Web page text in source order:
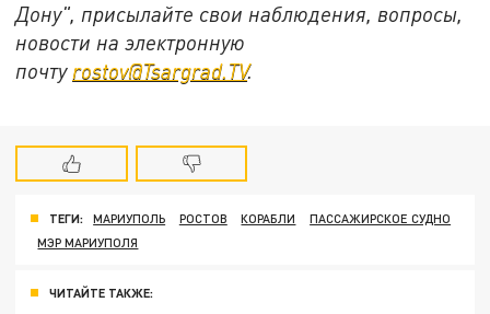
Дону", присылайте свои наблюдения, вопросы,
новости на электронную
почту rostov@Tsargrad.ТV.
ТЕГИ: МАРИУПОЛЬ РОСТОВ КОРАБЛИ
ПАССАЖИРСКОЕ СУДНО
МЭР МАРИУПОЛЯ
ЧИТАЙТЕ ТАКЖЕ: